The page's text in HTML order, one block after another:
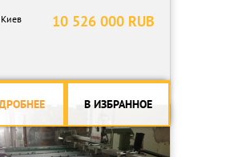
10 526 000 RUB
Киев
В ИЗБРАННОЕ